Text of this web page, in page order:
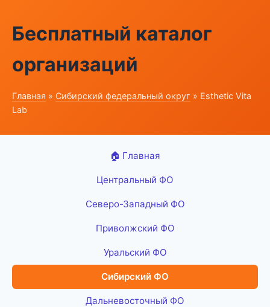
Бесплатный каталог
организаций
Главная » Сибирский федеральный округ » Esthetic Vita
Lab
🏠 Главная
Центральный ФО
Северо-Западный ФО
Приволжский ФО
Уральский ФО
Сибирский ФО
Дальневосточный ФО